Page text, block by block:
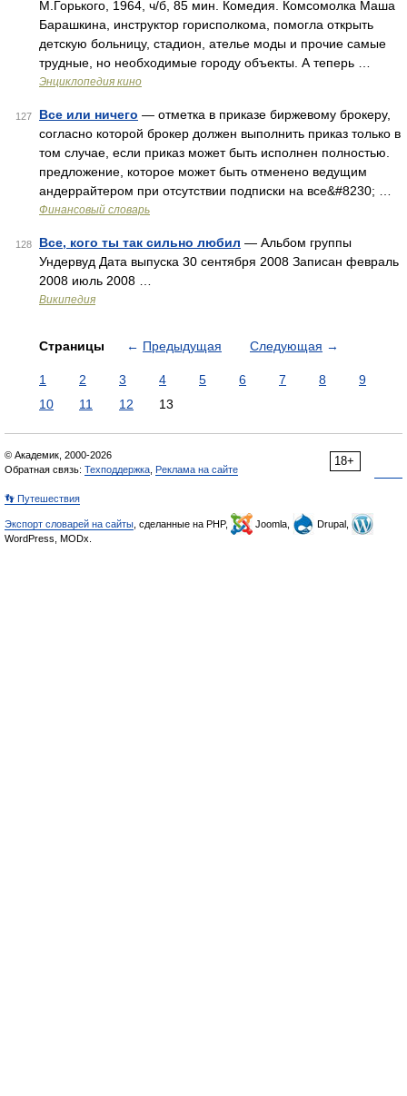
М.Горького, 1964, ч/б, 85 мин. Комедия. Комсомолка Маша
Барашкина, инструктор горисполкома, помогла открыть
детскую больницу, стадион, ателье моды и прочие самые
трудные, но необходимые городу объекты. А теперь …
Энциклопедия кино
127 Все или ничего — отметка в приказе биржевому брокеру,
согласно которой брокер должен выполнить приказ только в
том случае, если приказ может быть исполнен полностью.
предложение, которое может быть отменено ведущим
андеррайтером при отсутствии подписки на все&#8230; …
Финансовый словарь
128 Все, кого ты так сильно любил — Альбом группы
Ундервуд Дата выпуска 30 сентября 2008 Записан февраль
2008 июль 2008 …
Википедия
Страницы ← Предыдущая Следующая →
1 2 3 4 5 6 7 8
9
10
11 12 13
18+
© Академик, 2000-2026
Обратная связь: Техподдержка Реклама на сайте
👣 Путешествия
Экспорт словарей на сайты , сделанные на PHP, Joomla,
Drupal,
WordPress, MODx.